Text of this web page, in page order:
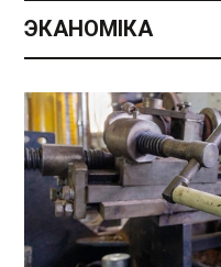
ЭКАНОМІКА